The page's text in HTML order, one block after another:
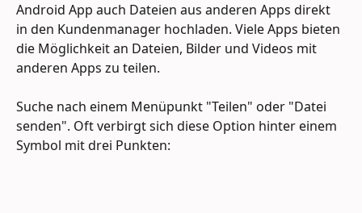
Android App auch Dateien aus anderen Apps direkt
in den Kundenmanager hochladen. Viele Apps bieten
die Möglichkeit an Dateien, Bilder und Videos mit
anderen Apps zu teilen.
Suche nach einem Menüpunkt "Teilen" oder "Datei
senden". Oft verbirgt sich diese Option hinter einem
Symbol mit drei Punkten: